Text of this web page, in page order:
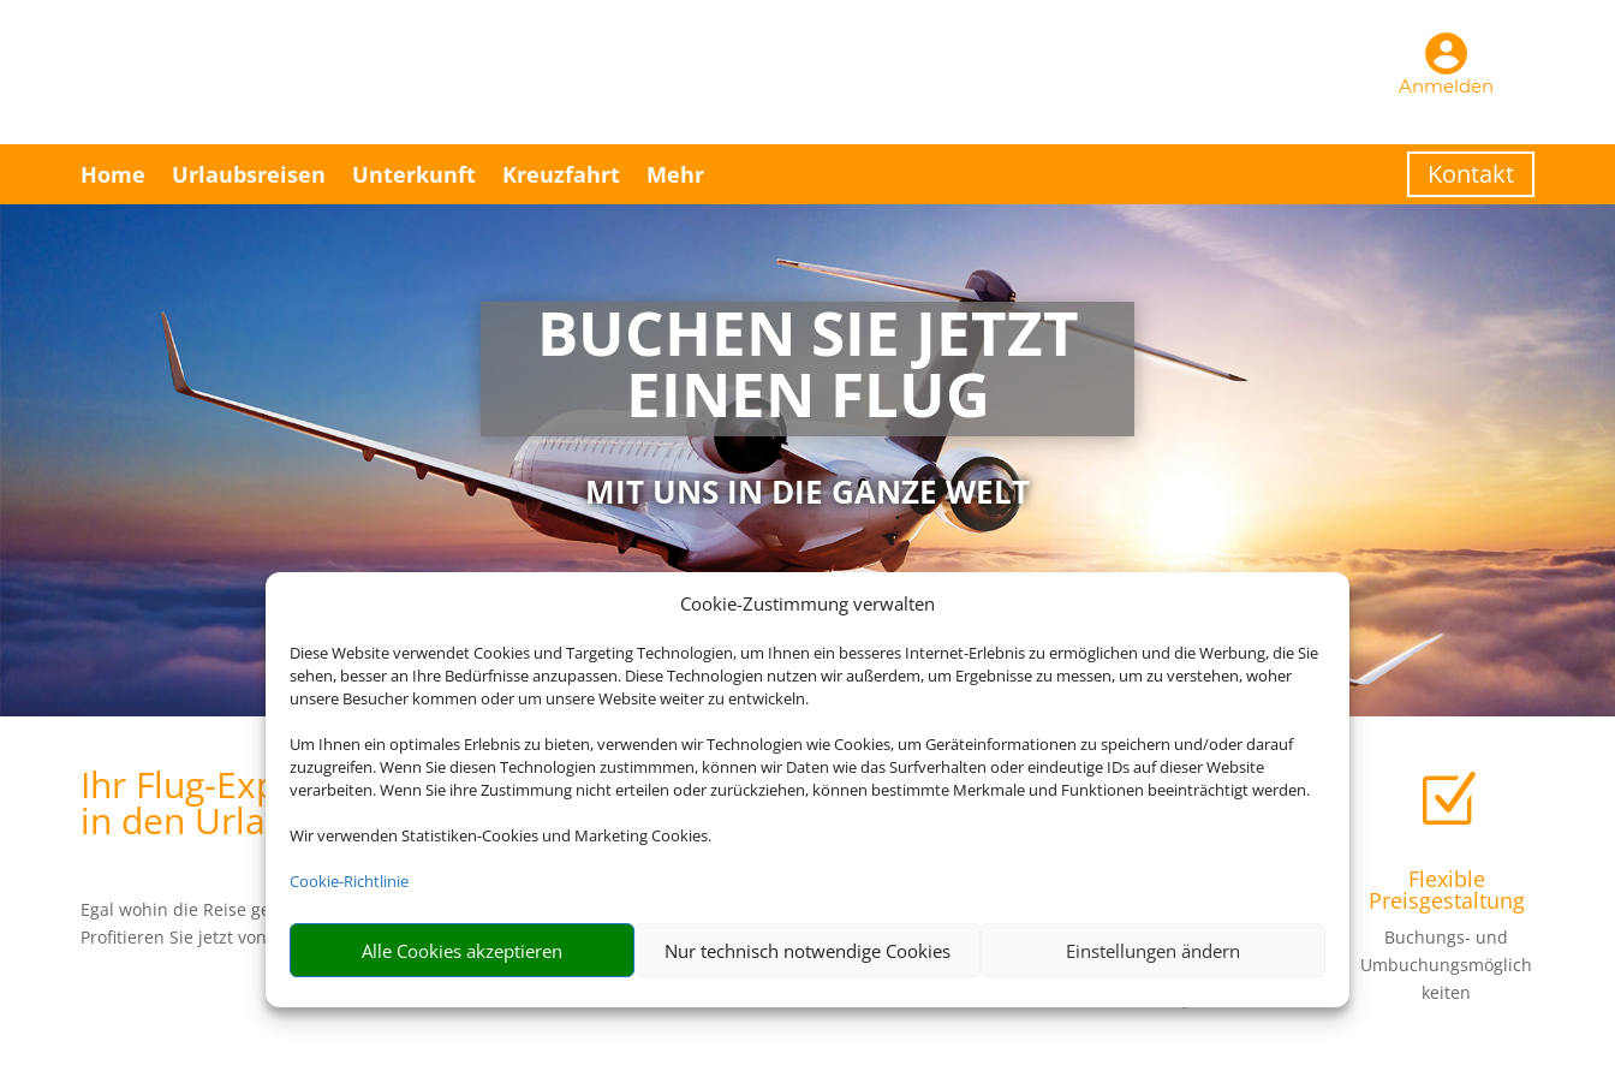
Cookie-Zustimmung verwalten
Diese Website verwendet Cookies und Targeting Technologien, um Ihnen ein besseres Internet-Erlebnis zu ermöglichen und die Werbung, die Sie
sehen, besser an Ihre Bedürfnisse anzupassen. Diese Technologien nutzen wir außerdem, um Ergebnisse zu messen, um zu verstehen, woher
unsere Besucher kommen oder um unsere Website weiter zu entwickeln.
Um Ihnen ein optimales Erlebnis zu bieten, verwenden wir Technologien wie Cookies, um Geräteinformationen zu speichern und/oder darauf
zuzugreifen. Wenn Sie diesen Technologien zustimmmen, können wir Daten wie das Surfverhalten oder eindeutige IDs auf dieser Website
verarbeiten. Wenn Sie ihre Zustimmung nicht erteilen oder zurückziehen, können bestimmte Merkmale und Funktionen beeinträchtigt werden.
Wir verwenden Statistiken-Cookies und Marketing Cookies.
Cookie-Richtlinie
Alle Cookies akzeptieren Nur technisch notwendige Cookies Einstellungen ändern
Anmelden
Home Urlaubsreisen Unterkunft Kreuzfahrt Mehr Kontakt
BUCHEN SIE JETZT
EINEN FLUG
MIT UNS IN DIE GANZE WELT
Ihr Flug-Experte für den perfekten Weg
in den Urlaub
Egal wohin die Reise gehen soll – wir haben für jedes Ziel den perfekten Flug für Sie!
Profitieren Sie jetzt von unserem Linienflug-Preisvergleich.
Z
Airlines
Z
der Regel zum
angegebenen
Z
Flexible
Preisgestaltung
Buchungs- und
Umbuchungsmöglich
keiten